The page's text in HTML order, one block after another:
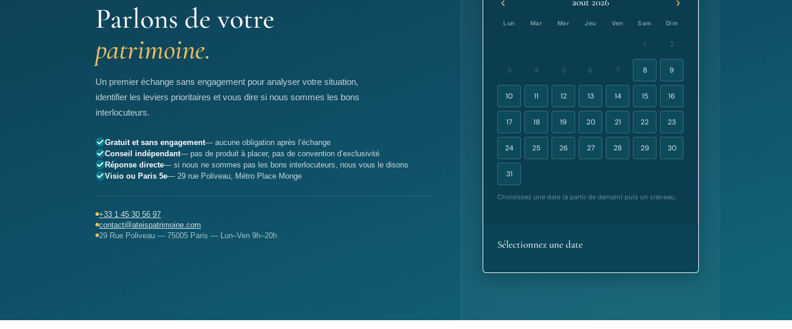
Parlons de votre
patrimoine.
Un premier échange sans engagement pour analyser votre situation,
identifier les leviers prioritaires et vous dire si nous sommes les bons
interlocuteurs.
Gratuit et sans engagement— aucune obligation après l’échange
Conseil indépendant— pas de produit à placer, pas de convention d’exclusivité
Réponse directe— si nous ne sommes pas les bons interlocuteurs, nous vous le disons
Visio ou Paris 5e— 29 rue Poliveau, Métro Place Monge
+33 1 45 30 56 97
contact@ateispatrimoine.com
29 Rue Poliveau — 75005 Paris — Lun–Ven 9h–20h
Lun Mar Mer Jeu Ven Sam Dim
1 2
3 4 5 6 7 8 9
10 11 12 13 14 15 16
17 18 19 20 21 22 23
24 25 26 27 28 29 30
31
Choisissez une date (à partir de demain) puis un créneau.
Sélectionnez une date